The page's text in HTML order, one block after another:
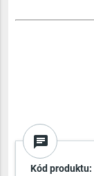
chat
Kód produktu: